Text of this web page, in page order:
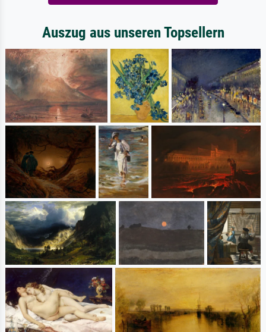
Auszug aus unseren Topsellern